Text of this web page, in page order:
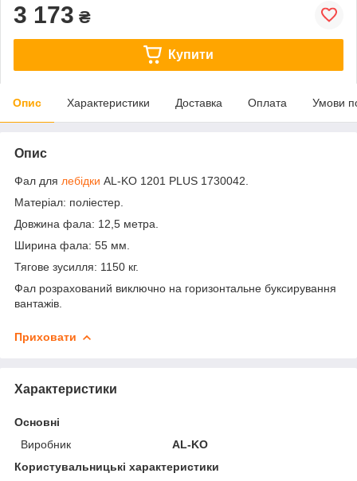
3 173 ₴
Купити
Опис Характеристики Доставка Оплата Умови
Опис
Фал для лебідки AL-KO 1201 PLUS 1730042.
Матеріал: поліестер.
Довжина фала: 12,5 метра.
Ширина фала: 55 мм.
Тягове зусилля: 1150 кг.
Фал розрахований виключно на горизонтальне буксирування
вантажів.
Приховати
Характеристики
Основні
Виробник
AL-KO
Користувальницькі характеристики